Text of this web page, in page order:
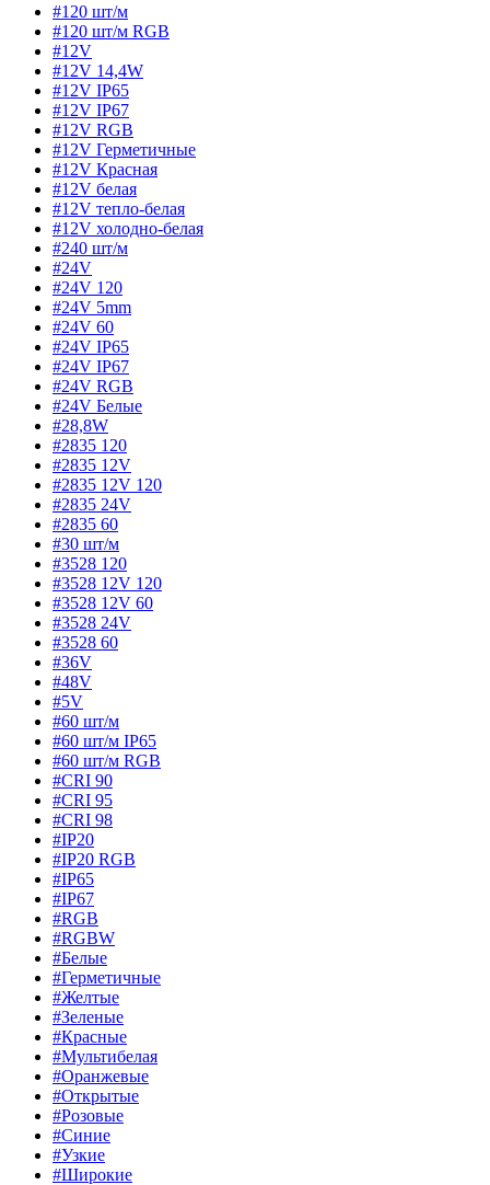
#120 шт/м
#120 шт/м RGB
#12V
#12V 14,4W
#12V IP65
#12V IP67
#12V RGB
#12V Герметичные
#12V Красная
#12V белая
#12V тепло-белая
#12V холодно-белая
#240 шт/м
#24V
#24V 120
#24V 5mm
#24V 60
#24V IP65
#24V IP67
#24V RGB
#24V Белые
#28,8W
#2835 120
#2835 12V
#2835 12V 120
#2835 24V
#2835 60
#30 шт/м
#3528 120
#3528 12V 120
#3528 12V 60
#3528 24V
#3528 60
#36V
#48V
#5V
#60 шт/м
#60 шт/м IP65
#60 шт/м RGB
#CRI 90
#CRI 95
#CRI 98
#IP20
#IP20 RGB
#IP65
#IP67
#RGB
#RGBW
#Белые
#Герметичные
#Желтые
#Зеленые
#Красные
#Мультибелая
#Оранжевые
#Открытые
#Розовые
#Синие
#Узкие
#Широкие